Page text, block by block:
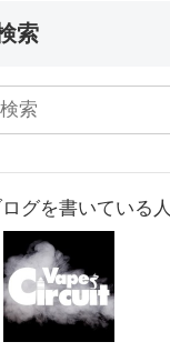
索
グを書いている人